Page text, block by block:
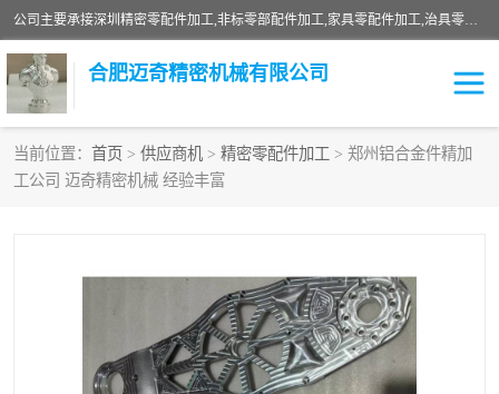
公司主要承接深圳精密零配件加工,非标零部配件加工,家具零配件加工,治具零配件加工,安徽精密零配件加工等各种各种精密机械加工，欢迎来来电咨询！
合肥迈奇精密机械有限公司
当前位置： 首页 > 供应商机 > 精密零配件加工 > 郑州铝合金件精加
工公司 迈奇精密机械 经验丰富
铣床加工
数控精密机加工
零部件机加工 机床零件加工